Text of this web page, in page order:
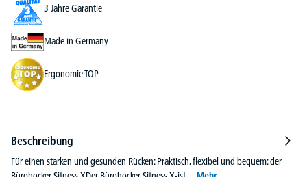
3 Jahre Garantie
Made in Germany
Ergonomie TOP
Beschreibung
Für einen starken und gesunden Rücken: Praktisch, flexibel und bequem: der